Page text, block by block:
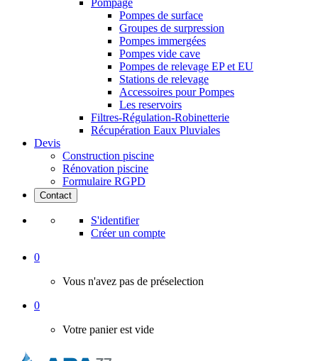
Pompage
Pompes de surface
Groupes de surpression
Pompes immergées
Pompes vide cave
Pompes de relevage EP et EU
Stations de relevage
Accessoires pour Pompes
Les reservoirs
Filtres-Régulation-Robinetterie
Récupération Eaux Pluviales
Devis
Construction piscine
Rénovation piscine
Formulaire RGPD
Contact
S'identifier
Créer un compte
0
Vous n'avez pas de préselection
0
Votre panier est vide